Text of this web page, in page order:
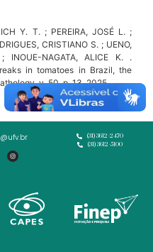
Y. T. ; PEREIRA, JOSÉ L. ;
CRISTIANO S. ; UENO,
INOUE-NAGATA, ALICE K. .
in tomatoes in Brazil, the
v. 50, p. 13, 2025.
(31) 3612-2470
(31) 3612-5100